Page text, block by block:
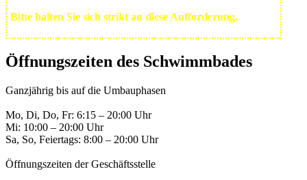
Bitte halten Sie sich strikt an diese Aufforderung.
Öffnungszeiten des Schwimmbades
Ganzjährig bis auf die Umbauphasen
Mo, Di, Do, Fr: 6:15 – 20:00 Uhr
Mi: 10:00 – 20:00 Uhr
Sa, So, Feiertags: 8:00 – 20:00 Uhr
Öffnungszeiten der Geschäftsstelle